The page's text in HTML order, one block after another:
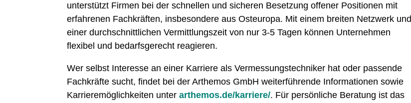
unterstützt Firmen bei der schnellen und sicheren Besetzung offener Positionen mit
erfahrenen Fachkräften, insbesondere aus Osteuropa. Mit einem breiten Netzwerk und
einer durchschnittlichen Vermittlungszeit von nur 3-5 Tagen können Unternehmen
flexibel und bedarfsgerecht reagieren.
Wer selbst Interesse an einer Karriere als Vermessungstechniker hat oder passende
Fachkräfte sucht, findet bei der Arthemos GmbH weiterführende Informationen sowie
Karrieremöglichkeiten unterarthemos.de/karriere/. Für persönliche Beratung ist das